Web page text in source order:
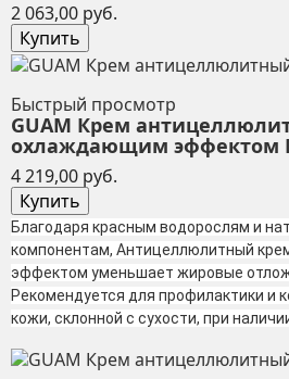
2 063,00 руб.
Купить
Быстрый просмотр
GUAM Крем
охлаждающим эффектом
4 219,00 руб.
Купить
Благодаря красным водорослям и
компонентам, Антицеллюлитный
эффектом уменьшает жировые
Рекомендуется для профилактики и
кожи, склонной с сухости, при